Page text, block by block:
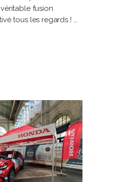
fusion
tous les regards !